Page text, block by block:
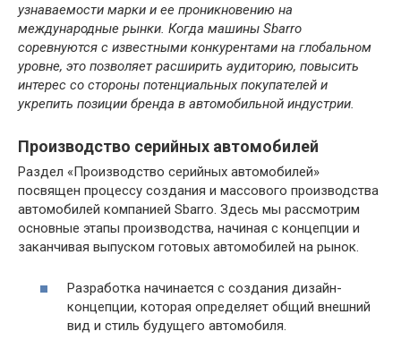
узнаваемости марки и ее проникновению на
международные рынки. Когда машины Sbarro
соревнуются с известными конкурентами на глобальном
уровне, это позволяет расширить аудиторию, повысить
интерес со стороны потенциальных покупателей и
укрепить позиции бренда в автомобильной индустрии.
Производство серийных автомобилей
Раздел «Производство серийных автомобилей»
посвящен процессу создания и массового производства
автомобилей компанией Sbarro. Здесь мы рассмотрим
основные этапы производства, начиная с концепции и
заканчивая выпуском готовых автомобилей на рынок.
Разработка начинается с создания дизайн-
концепции, которая определяет общий внешний
вид и стиль будущего автомобиля.